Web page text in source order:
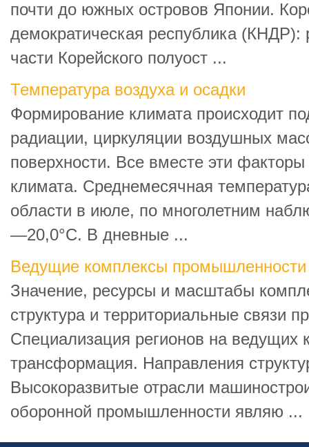
почти до южных островов Японии.
демократическая республика (КНДР):
части Корейского полуост ...
Температура воздуха и осадки
Формирование климата происходит
радиации, циркуляции воздушных
поверхности. Все вместе эти
климата. Среднемесячная
области в июле, по многолетним
—20,0°С. В дневные ...
Ведущие комплексы промышленности
Значение, ресурсы и масштабы
структура и территориальные связи
Специализация регионов на ведущих
трансформация. Направления
Высокоразвитые отрасли
оборонной промышленности являю ...